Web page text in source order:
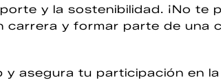
y la sostenibilidad. ¡No te
y formar parte de una
asegura tu participación en la